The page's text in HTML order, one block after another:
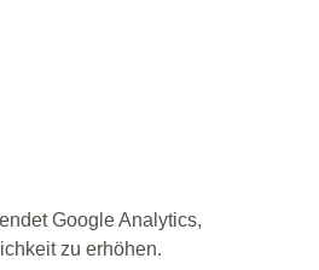
Google Analytics,
zu erhöhen.